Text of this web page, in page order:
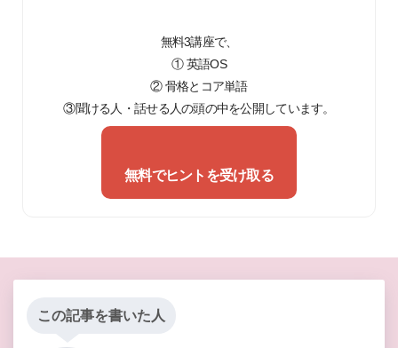
無料3講座で、
① 英語OS
② 骨格とコア単語
③聞ける人・話せる人の頭の中を公開しています。
無料でヒントを受け取る
この記事を書いた人